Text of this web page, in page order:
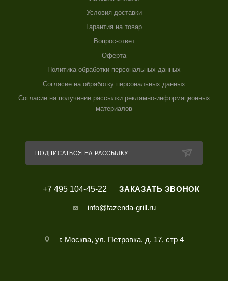
Условия доставки
Гарантия на товар
Вопрос-ответ
Оферта
Политика обработки персональных данных
Согласие на обработку персональных данных
Согласие на получение рассылки рекламно-информационных
материалов
ПОДПИСАТЬСЯ НА РАССЫЛКУ
+7 495 104-45-22 ЗАКАЗАТЬ ЗВОНОК
info@fazenda-grill.ru
г. Москва, ул. Петровка, д. 17, стр 4